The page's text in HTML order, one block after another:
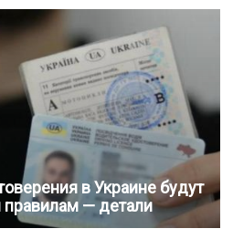
в Украине будут
— детали